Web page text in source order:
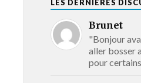
LES DERNIÈRES
Brunet
"Bonjour
aller bosser
pour certains